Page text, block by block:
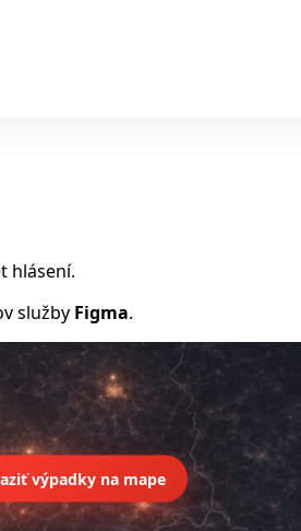
hlásení.
služby Figma.
výpadky na mape